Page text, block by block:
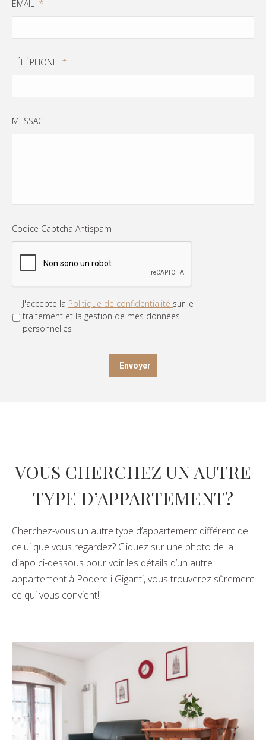
EMAIL *
TÉLÉPHONE *
MESSAGE
Codice Captcha Antispam
Privacy *
J'accepte la Politique de confidentialité sur le
traitement et la gestion de mes données
personnelles
VOUS CHERCHEZ UN AUTRE
TYPE D’APPARTEMENT?
Cherchez-vous un autre type d’appartement différent de
celui que vous regardez? Cliquez sur une photo de la
diapo ci-dessous pour voir les détails d’un autre
appartement à Podere i Giganti, vous trouverez sûrement
ce qui vous convient!